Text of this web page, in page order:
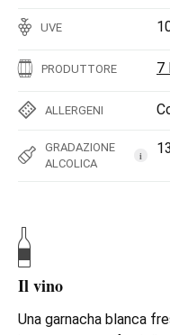
UVE
PRODUTTORE 7
ALLERGENI
GRADAZIONE
ALCOLICA
i
Il vino
Una garnacha blanca